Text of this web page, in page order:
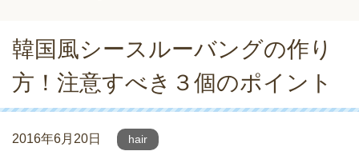
韓国風シースルーバングの作り
方！注意すべき３個のポイント
2016年6月20日 hair